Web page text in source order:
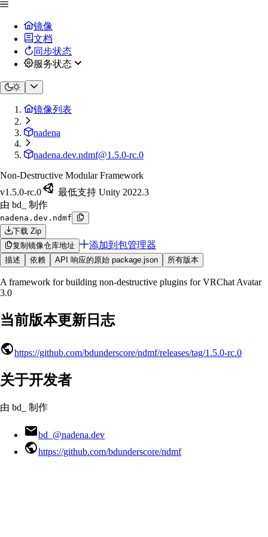
镜像
文档
同步状态
服务状态
镜像列表
nadena
nadena.dev.ndmf@1.5.0-rc.0
Non-Destructive Modular Framework
v1.5.0-rc.0
最低支持 Unity 2022.3
由 bd_ 制作
nadena.dev.ndmf
下载 Zip
复制镜像仓库地址
添加到包管理器
描述 依赖 API 响应的原始 package.json 所有版本
A framework for building non-destructive plugins for VRChat Avatar
3.0
当前版本更新日志
https://github.com/bdunderscore/ndmf/releases/tag/1.5.0-rc.0
关于开发者
由 bd_ 制作
bd_@nadena.dev
https://github.com/bdunderscore/ndmf